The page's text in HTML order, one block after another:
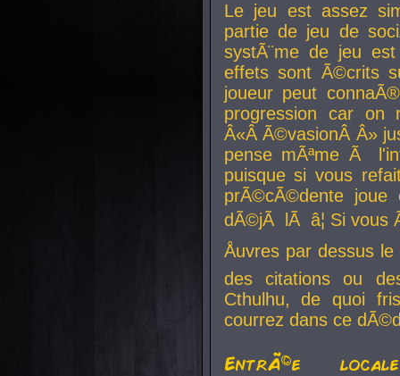
Le jeu est assez
partie de jeu de
systÃ¨me de jeu
effets sont Ã©crits
joueur peut
progression car
Â«Â Ã©vasionÂ Â»
pense mÃªme Ã
puisque si vous
prÃ©cÃ©dente
dÃ©jÃ lÃ â¦ Si vous
Åuvres par dessus
des citations ou
Cthulhu, de quoi
courrez dans ce
EntrÃ©e